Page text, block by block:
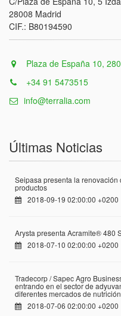
28008 Madrid
CIF.: B80194590
Plaza de España 10,
+34 91 5473515
info@terralia.com
Últimas Noticias
Seipasa presenta la
productos
2018-09-19 02:00:00 +0200
Arysta presenta Acramite® 480
2018-07-10 02:00:00 +0200
Tradecorp / Sapec Agro
entrando en el sector de
diferentes mercados de
2018-07-06 02:00:00 +0200